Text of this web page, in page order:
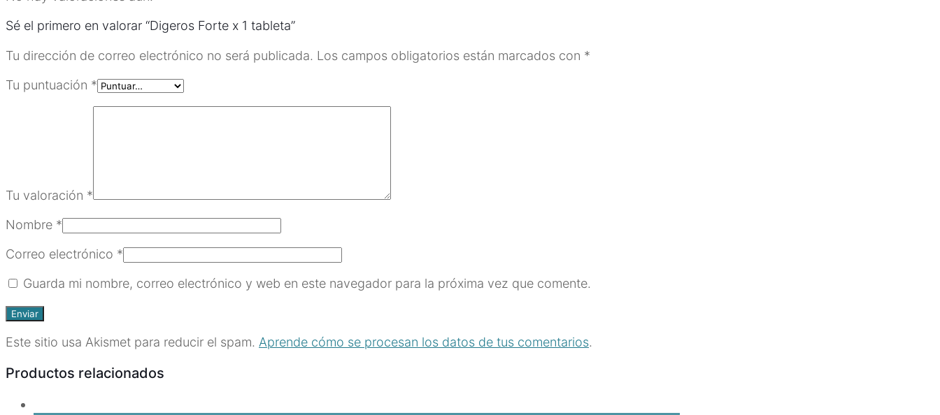
Sé el primero en valorar “Digeros Forte x 1 tableta”
Tu dirección de correo electrónico no será publicada. Los campos obligatorios están marcados con *
Tu puntuación *
Tu valoración *
Nombre *
Correo electrónico *
Guarda mi nombre, correo electrónico y web en este navegador para la próxima vez que comente.
Este sitio usa Akismet para reducir el spam. Aprende cómo se procesan los datos de tus comentarios.
Productos relacionados